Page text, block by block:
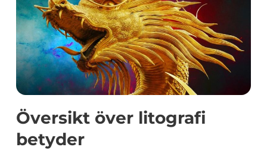
Översikt över litografi
betyder